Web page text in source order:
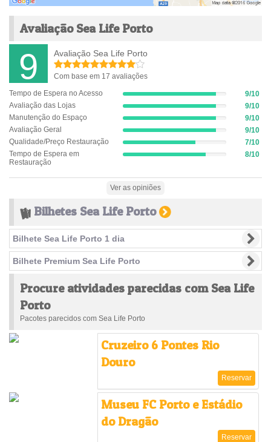
Avaliação Sea Life Porto
9 Avaliação Sea Life Porto
Com base em 17 avaliações
Tempo de Espera no Acesso
9%
Complete
(success)
9/10
Avaliação das Lojas
9%
Complete
(success)
9/10
Manutenção do Espaço
9%
Complete
(success)
9/10
Avaliação Geral
9%
Complete
(success)
9/10
Qualidade/Preço Restauração
7%
Complete
7/10
Tempo de Espera em
Restauração
8%
(success)
8/10
Ver as opiniões
Bilhetes Sea Life Porto
Bilhete Sea Life Porto 1 dia
Bilhete Premium Sea Life Porto
Procure atividades parecidas com Sea Life
Porto
Pacotes parecidos com Sea Life Porto
Cruzeiro 6 Pontes Rio
Douro
Reservar
Museu FC Porto e Estádio
do Dragão
Reservar